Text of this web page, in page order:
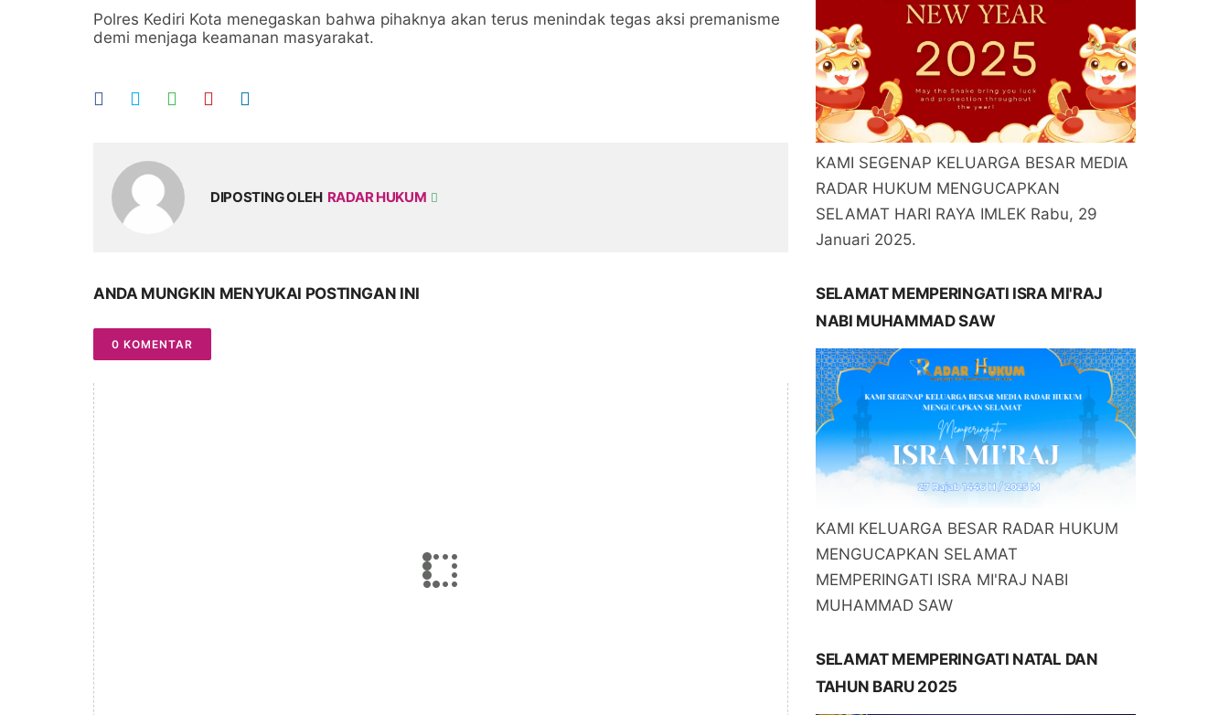
Polres Kediri Kota menegaskan bahwa pihaknya akan terus menindak tegas aksi premanisme
demi menjaga keamanan masyarakat.
DIPOSTING OLEH RADAR HUKUM
ANDA MUNGKIN MENYUKAI POSTINGAN INI
0 KOMENTAR
KAMI SEGENAP KELUARGA BESAR MEDIA
RADAR HUKUM MENGUCAPKAN
SELAMAT HARI RAYA IMLEK Rabu, 29
Januari 2025.
SELAMAT MEMPERINGATI ISRA MI'RAJ
NABI MUHAMMAD SAW
KAMI KELUARGA BESAR RADAR HUKUM
MENGUCAPKAN SELAMAT
MEMPERINGATI ISRA MI'RAJ NABI
MUHAMMAD SAW
SELAMAT MEMPERINGATI NATAL DAN
TAHUN BARU 2025